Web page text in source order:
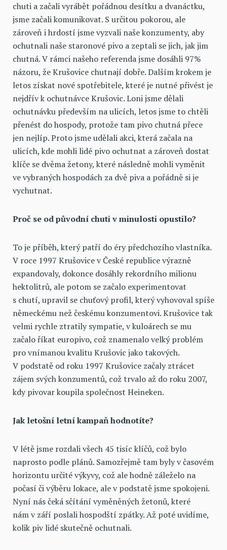
chuti a začali vyrábět pořádnou desítku a dvanáctku,
jsme začali komunikovat. S určitou pokorou, ale
zároveň i hrdostí jsme vyzvali naše konzumenty, aby
ochutnali naše staronové pivo a zeptali se jich, jak jim
chutná. V rámci našeho referenda jsme dosáhli 97%
názoru, že Krušovice chutnají dobře. Dalším krokem je
letos získat nové spotřebitele, které je nutné přivést je
nejdřív k ochutnávce Krušovic. Loni jsme dělali
ochutnávku především na ulicích, letos jsme to chtěli
přenést do hospody, protože tam pivo chutná přece
jen nejlíp. Proto jsme udělali akci, která začala na
ulicích, kde mohli lidé pivo ochutnat a zároveň dostat
klíče se dvěma žetony, které následně mohli vyměnit
ve vybraných hospodách za dvě piva a pořádně si je
vychutnat.
Proč se od původní chuti v minulosti opustilo?
To je příběh, který patří do éry předchozího vlastníka.
V roce 1997 Krušovice v České republice výrazně
expandovaly, dokonce dosáhly rekordního milionu
hektolitrů, ale potom se začalo experimentovat
s chutí, upravil se chuťový profil, který vyhovoval spíše
německému než českému konzumentovi. Krušovice tak
velmi rychle ztratily sympatie, v kuloárech se mu
začalo říkat europivo, což znamenalo velký problém
pro vnímanou kvalitu Krušovic jako takových.
V podstatě od roku 1997 Krušovice začaly ztrácet
zájem svých konzumentů, což trvalo až do roku 2007,
kdy pivovar koupila společnost Heineken.
Jak letošní letní kampaň hodnotíte?
V létě jsme rozdali všech 45 tisíc klíčů, což bylo
naprosto podle plánů. Samozřejmě tam byly v časovém
horizontu určité výkyvy, což ale hodně záleželo na
počasí či výběru lokace, ale v podstatě jsme spokojeni.
Nyní nás čeká sčítání vyměněných žetonů, které
nám v září poslali hospodští zpátky. Až poté uvidíme,
kolik piv lidé skutečně ochutnali.